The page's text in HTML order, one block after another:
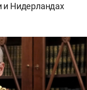
и Нидерландах